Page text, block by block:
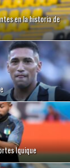
en la historia de
Iquique